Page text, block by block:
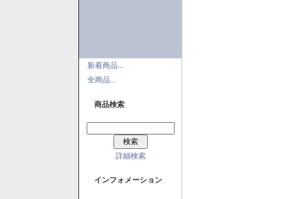
新着商品...
全商品...
商品検索
詳細検索
インフォメーション